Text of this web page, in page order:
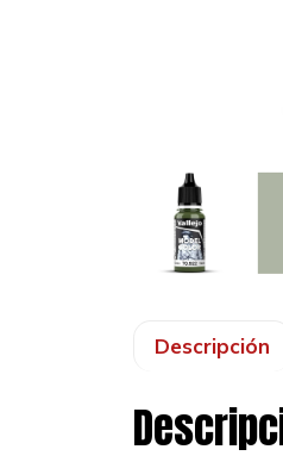
Descripción